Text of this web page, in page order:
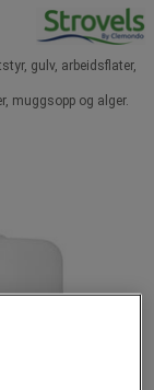
gulv, arbeidsflater,
muggsopp og alger.